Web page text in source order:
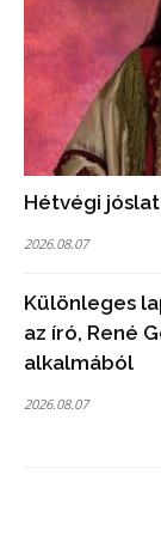
Hétvégi jóslat
2026.08.07
Különleges
az író, René
alkalmából
2026.08.07